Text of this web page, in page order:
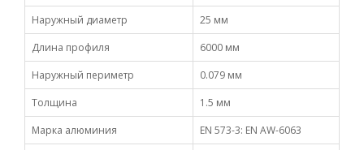
Наружный диаметр
25 мм
Длина профиля
6000 мм
Наружный периметр
0.079 мм
Толщина
1.5 мм
Марка алюминия
EN 573-3: EN AW-6063